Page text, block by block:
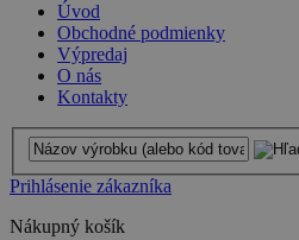
Úvod
Obchodné podmienky
Výpredaj
O nás
Kontakty
Prihlásenie zákazníka
Nákupný košík